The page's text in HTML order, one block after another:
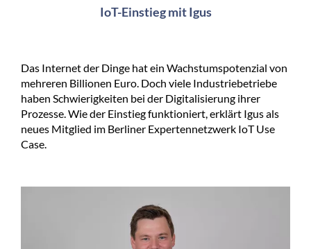
IoT-Einstieg mit Igus
Das Internet der Dinge hat ein Wachstumspotenzial von
mehreren Billionen Euro. Doch viele Industriebetriebe
haben Schwierigkeiten bei der Digitalisierung ihrer
Prozesse. Wie der Einstieg funktioniert, erklärt Igus als
neues Mitglied im Berliner Expertennetzwerk IoT Use
Case.